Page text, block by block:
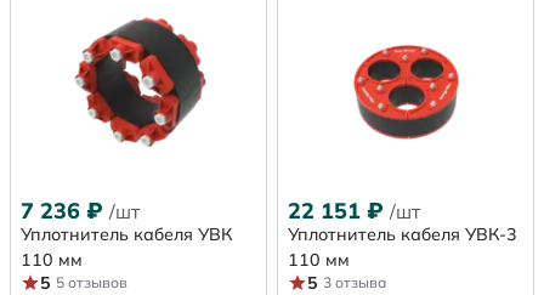
7 236 ₽ /шт
Уплотнитель кабеля УВК
110 мм
5 5 отзывов
22 151 ₽ /шт
Уплотнитель кабеля УВК-3
110 мм
5 3 отзыва